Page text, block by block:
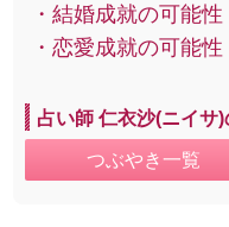
・結婚成就の可能性
・恋愛成就の可能性
占い師 仁衣沙(ニイサ
つぶやき一覧